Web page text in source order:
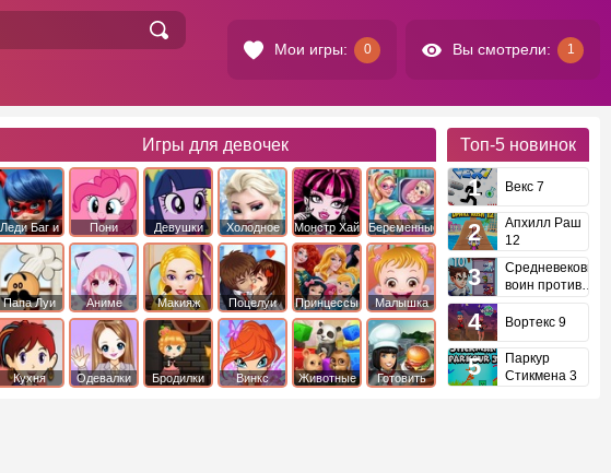
Мои игры: 0 Вы смотрели: 1
Игры для девочек
Леди Баг и
Супер Кот
Пони
Дружба это
Девушки
Эквестрии
Холодное
Сердце
Монстр Хай Беременные
Папа Луи Аниме Макияж Поцелуи
Принцессы
Диснея
Малышка
Хейзел
Кухня
Одевалки Бродилки Винкс Животные
Готовить
Топ-5 новинок
Векс 7
Апхилл Раш
12
Средневековый
воин против
Вортекс 9
Паркур
Стикмена 3